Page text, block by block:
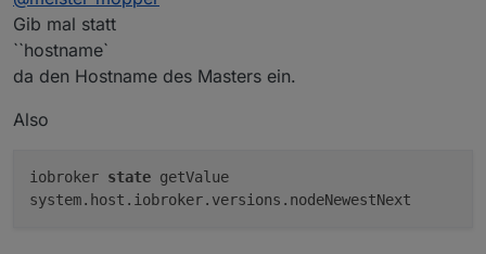
*** NodeJS-Installation
/usr/bin/nodejs
v18.17.1
/usr/bin/npm
nodejs:
Gib mal statt
``hostname`
da den Hostname des Masters ein.
Also
iobroker state getValue
system.host.iobroker.versions.nodeNewestNext